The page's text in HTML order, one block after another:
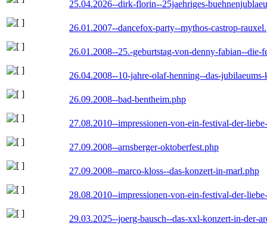
25.04.2026--dirk-florin--25jaehriges-
26.01.2007--dancefox-party--mythos-castrop-
26.01.2008--25.-geburtstag-von-denny-fabian--die-
26.04.2008--10-jahre-olaf-henning--das-
26.09.2008--bad-bentheim.php
27.08.2010--impressionen-von-ein-festival-der-
27.09.2008--arnsberger-oktoberfest.php
27.09.2008--marco-kloss--das-konzert-in-marl.php
28.08.2010--impressionen-von-ein-festival-der-
29.03.2025--joerg-bausch--das-xxl-konzert-in-der-